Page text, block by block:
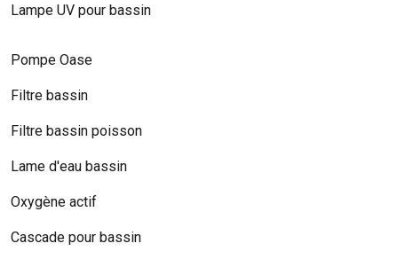
Lampe UV pour bassin
Pompe Oase
Filtre bassin
Filtre bassin poisson
Lame d'eau bassin
Oxygène actif
Cascade pour bassin